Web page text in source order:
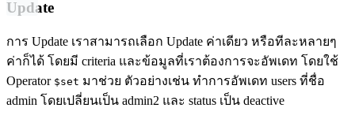
Update
การ Update เราสามารถเลือก Update ค่าเดียว หรือทีละหลายๆ
ค่าก็ได้ โดยมี criteria และข้อมูลที่เราต้องการจะอัพเดท โดยใช้
Operator $set มาช่วย ตัวอย่างเช่น ทำการอัพเดท users ที่ชื่อ
admin โดยเปลี่ยนเป็น admin2 และ status เป็น deactive